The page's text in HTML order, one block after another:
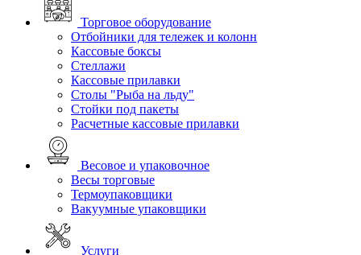
Торговое оборудование
Отбойники для тележек и колонн
Кассовые боксы
Стеллажи
Кассовые прилавки
Столы "Рыба на льду"
Стойки под пакеты
Расчетные кассовые прилавки
Весовое и упаковочное
Весы торговые
Термоупаковщики
Вакуумные упаковщики
Услуги